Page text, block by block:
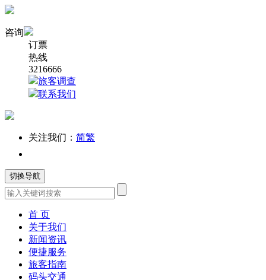
咨询
订票
热线
3216666
旅客调查
联系我们
关注我们： 简繁
切换导航
首 页
关于我们
新闻资讯
便捷服务
旅客指南
码头交通